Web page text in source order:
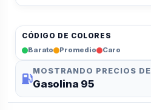
CÓDIGO DE COLORES
Barato Promedio Caro
MOSTRANDO PRECIOS DE
Gasolina 95